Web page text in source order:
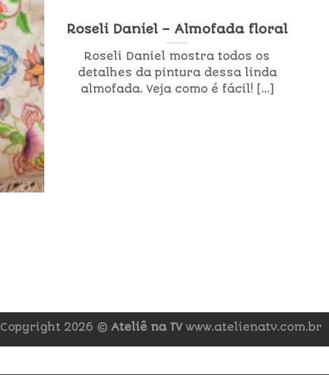
Roseli Daniel – Almofada floral
Roseli Daniel mostra todos os
detalhes da pintura dessa linda
almofada. Veja como é fácil! [...]
Copyright 2026 © Ateliê na TVwww.atelienatv.com.br